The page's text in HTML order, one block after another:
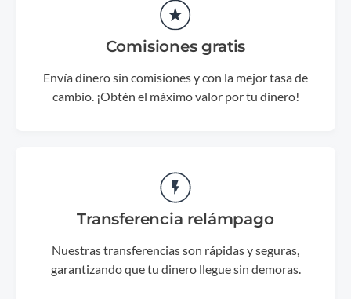
Comisiones gratis
Envía dinero sin comisiones y con la mejor tasa de
cambio. ¡Obtén el máximo valor por tu dinero!
Transferencia relámpago
Nuestras transferencias son rápidas y seguras,
garantizando que tu dinero llegue sin demoras.